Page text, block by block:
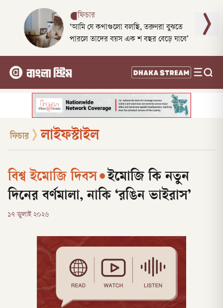
ফিচার
‘আমি যে কথাগুলো বলছি, তরুণরা বুঝতে
পারলে তাদের বয়স এক শ বছর বেড়ে যাবে’
ফিচার লাইফস্টাইল
বিশ্ব ইমোজি দিবস•ইমোজি কি নতুন
দিনের বর্ণমালা, নাকি ‘রঙিন ভাইরাস’
১৭ জুলাই ২০২৬